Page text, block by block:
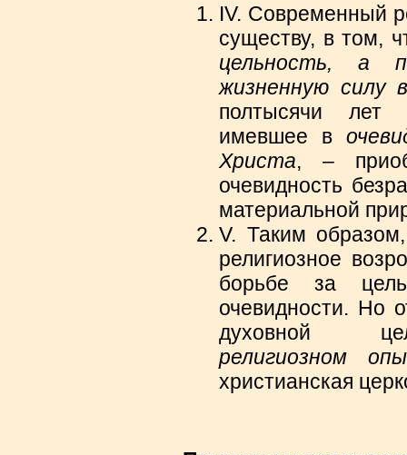
IV. Современный
существу, в том,
цельность, а
жизненную силу
полтысячи лет
имевшее в
Христа, –
очевидность
материальной
V. Таким
религиозное
борьбе за
очевидности. Но
духовной
религиозном
христианская